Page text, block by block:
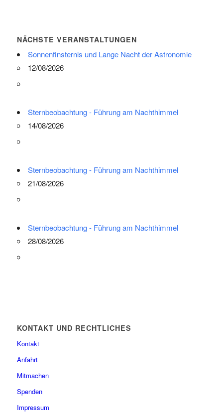
NÄCHSTE VERANSTALTUNGEN
Sonnenfinsternis und Lange Nacht der Astronomie
12/08/2026
Sternbeobachtung - Führung am Nachthimmel
14/08/2026
Sternbeobachtung - Führung am Nachthimmel
21/08/2026
Sternbeobachtung - Führung am Nachthimmel
28/08/2026
KONTAKT UND RECHTLICHES
Kontakt
Anfahrt
Mitmachen
Spenden
Impressum